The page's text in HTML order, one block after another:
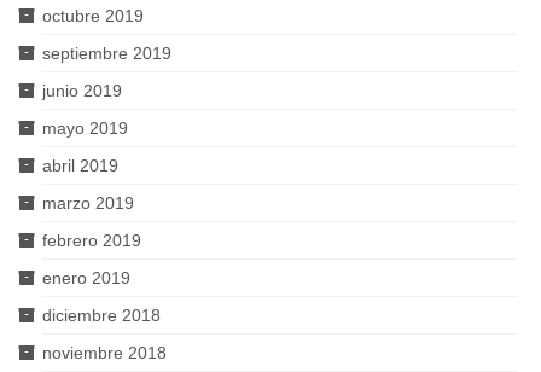
octubre 2019
septiembre 2019
junio 2019
mayo 2019
abril 2019
marzo 2019
febrero 2019
enero 2019
diciembre 2018
noviembre 2018